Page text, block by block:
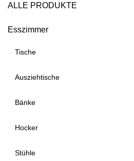
ALLE PRODUKTE
Esszimmer
Tische
Ausziehtische
Bänke
Hocker
Stühle